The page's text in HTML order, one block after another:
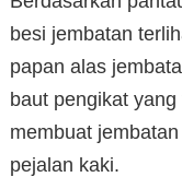
besi jembatan
papan alas
baut pengikat
membuat
pejalan kaki.